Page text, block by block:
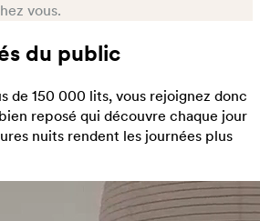
vous.
du public
de 150 000 lits, vous rejoignez donc
reposé qui découvre chaque jour
nuits rendent les journées plus